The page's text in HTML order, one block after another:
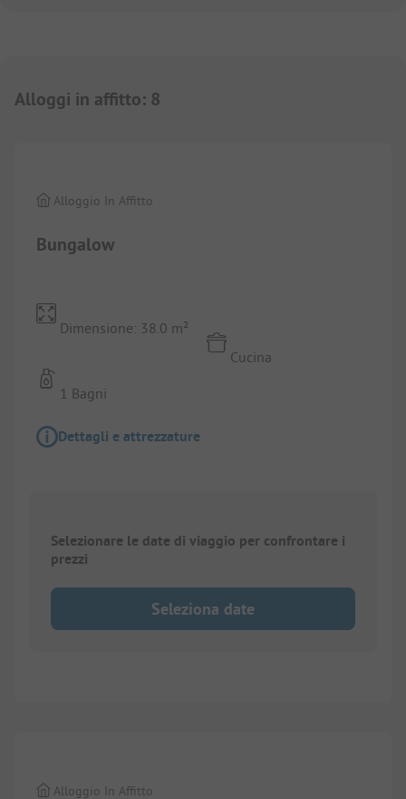
Alloggi in affitto: 8
Bungalow
Alloggio In Affitto
Dimensione: 38.0 m²
1 Bagni
Cucina
Dettagli e attrezzature
Selezionare le date di viaggio per confrontare i
prezzi
Seleziona date
Alloggio In Affitto